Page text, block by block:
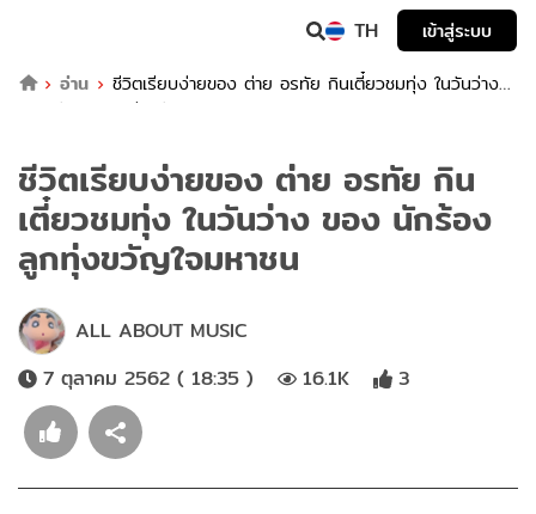
TH
เข้าสู่ระบบ
อ่าน
ชีวิตเรียบง่ายของ ต่าย อรทัย กินเตี๋ยวชมทุ่ง ในวันว่าง
ของ นักร้องลูกทุ่งขวัญใจมหาชน
ชีวิตเรียบง่ายของ ต่าย อรทัย กิน
เตี๋ยวชมทุ่ง ในวันว่าง ของ นักร้อง
ลูกทุ่งขวัญใจมหาชน
ALL ABOUT MUSIC
7 ตุลาคม 2562 ( 18:35 )
16.1K 3